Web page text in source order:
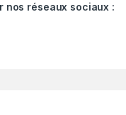
nos réseaux sociaux :